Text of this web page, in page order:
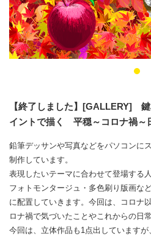
【終了しました】[GALLERY]
イントで描く 平穏～コロナ禍～
鉛筆デッサンや写真などをパソコンに
制作しています。
表現したいテーマに合わせて登場する
フォトモンタージュ・多色刷り版画な
に配置していきます。今回は、コロナ
ロナ禍で気づいたことやこれからの日
今回は、立体作品も1点出しています